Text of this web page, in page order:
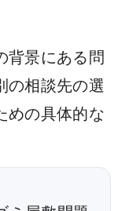
背景にある問
の相談先の選
めの具体的な